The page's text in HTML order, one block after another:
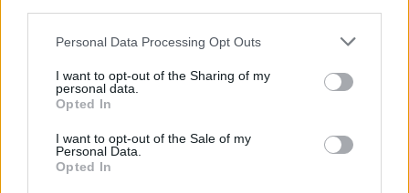
Please note that this website/app uses one or more Google
not limited to your visit or usage behaviour. You may click to
grant or deny consent to Google and its third-party tags to
use your data for below specified purposes in below Google
consent section.
Personal Data Processing Opt Outs
I want to opt-out of the Sharing of my
personal data.
Opted In
I want to opt-out of the Sale of my
Personal Data.
Opted In